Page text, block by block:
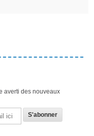
averti des nouveaux